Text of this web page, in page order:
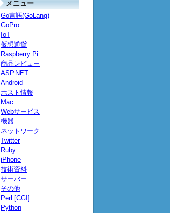
メニュー
Go言語(GoLang)
GoPro
IoT
仮想通貨
Raspberry Pi
商品レビュー
ASP.NET
Android
ホスト情報
Mac
Webサービス
機器
ネットワーク
Twitter
Ruby
iPhone
技術資料
サーバー
その他
Perl [CGI]
Python